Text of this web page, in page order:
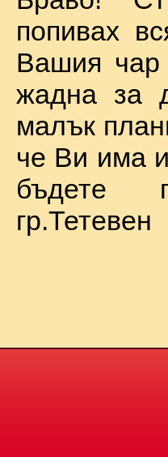
попивах
Вашия чар
жадна за
малък
че Ви има
бъдете
гр.Тетевен